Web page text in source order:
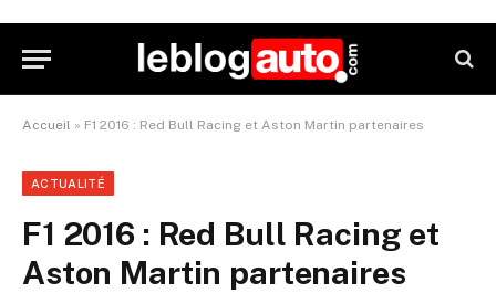
Accueil » F1 2016 : Red Bull Racing et Aston Martin partenaires
ACTUALITÉ
F1 2016 : Red Bull Racing et
Aston Martin partenaires